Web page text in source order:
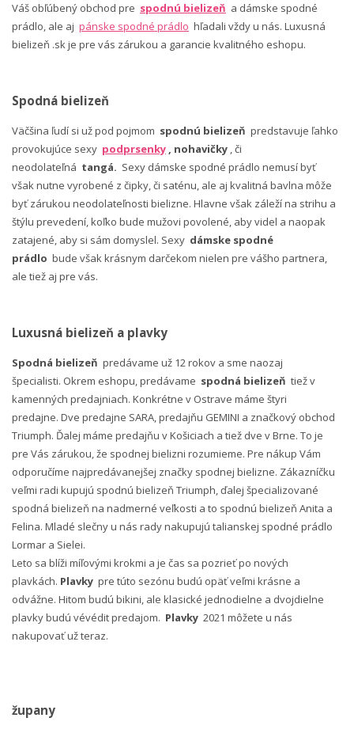
Váš obľúbený obchod pre spodnú bielizeň a dámske spodné
prádlo, ale aj pánske spodné prádlo hľadali vždy u nás. Luxusná
bielizeň .sk je pre vás zárukou a garancie kvalitného eshopu.
Spodná bielizeň
Väčšina ľudí si už pod pojmom spodnú bielizeň predstavuje ľahko
provokujúce sexy podprsenky , nohavičky , či
neodolateľná tangá. Sexy dámske spodné prádlo nemusí byť
však nutne vyrobené z čipky, či saténu, ale aj kvalitná bavlna môže
byť zárukou neodolateľnosti bielizne. Hlavne však záleží na strihu a
štýlu prevedení, koľko bude mužovi povolené, aby videl a naopak
zatajené, aby si sám domyslel. Sexy dámske spodné
prádlo bude však krásnym darčekom nielen pre vášho partnera,
ale tiež aj pre vás.
Luxusná bielizeň a plavky
Spodná bielizeň predávame už 12 rokov a sme naozaj
špecialisti. Okrem eshopu, predávame spodná bielizeň tiež v
kamenných predajniach. Konkrétne v Ostrave máme štyri
predajne. Dve predajne SARA, predajňu GEMINI a značkový obchod
Triumph. Ďalej máme predajňu v Košiciach a tiež dve v Brne. To je
pre Vás zárukou, že spodnej bielizni rozumieme. Pre nákup Vám
odporučíme najpredávanejšej značky spodnej bielizne. Zákazníčku
veľmi radi kupujú spodnú bielizeň Triumph, ďalej špecializované
spodná bielizeň na nadmerné veľkosti a to spodnú bielizeň Anita a
Felina. Mladé slečny u nás rady nakupujú talianskej spodné prádlo
Lormar a Sielei.
Leto sa blíži míľovými krokmi a je čas sa pozrieť po nových
plavkách. Plavky pre túto sezónu budú opäť veľmi krásne a
odvážne. Hitom budú bikini, ale klasické jednodielne a dvojdielne
plavky budú vévédit predajom. Plavky 2021 môžete u nás
nakupovať už teraz.
župany